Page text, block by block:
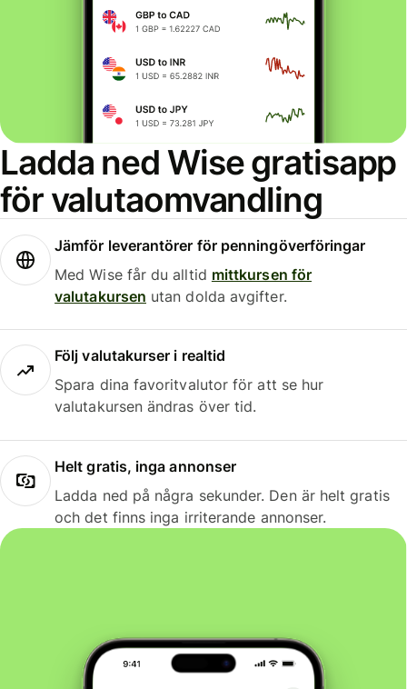
Ladda ned Wise gratisapp
för valutaomvandling
Jämför leverantörer för penningöverföringar
Med Wise får du alltid mittkursen för
valutakursen utan dolda avgifter.
Följ valutakurser i realtid
Spara dina favoritvalutor för att se hur
valutakursen ändras över tid.
Helt gratis, inga annonser
Ladda ned på några sekunder. Den är helt gratis
och det finns inga irriterande annonser.